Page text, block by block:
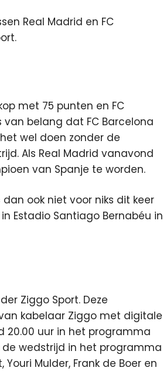
Real Madrid en FC
met 75 punten en FC
belang dat FC Barcelona
wel doen zonder de
Als Real Madrid vanavond
van Spanje te worden.
ook niet voor niks dit keer
Estadio Santiago Bernabéu in
Ziggo Sport. Deze
kabelaar Ziggo met digitale
20.00 uur in het programma
de wedstrijd in het programma
Mulder, Frank de Boer en